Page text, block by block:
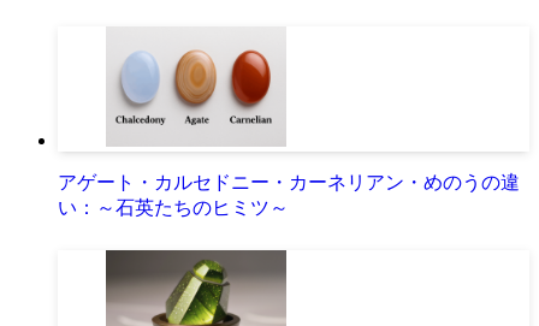
アゲート・カルセドニー・カーネリアン・めのうの違
い：～石英たちのヒミツ～